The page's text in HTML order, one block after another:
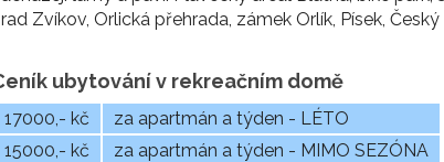
Zvíkov, Orlická přehrada, zámek Orlík, Písek,
ubytování v rekreačním domě
17000,- kč
za apartmán a týden - LÉTO
15000,- kč
za apartmán a týden - MIMO SEZÓNA